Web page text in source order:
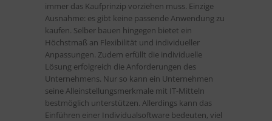
immer das Kaufprinzip vorziehen muss. Einzige
Ausnahme: es gibt keine passende Anwendung zu
kaufen. Selber bauen hingegen bietet ein
Höchstmaß an Flexibilität und individueller
Anpassungen. Zudem erfüllt die individuelle
Lösung erfolgreich die Anforderungen des
Unternehmens. Nur so kann ein Unternehmen
seine Alleinstellungsmerkmale mit IT-Mitteln
bestmöglich unterstützen. Allerdings kann das
Einführen einer Individualsoftware bedeuten, viel